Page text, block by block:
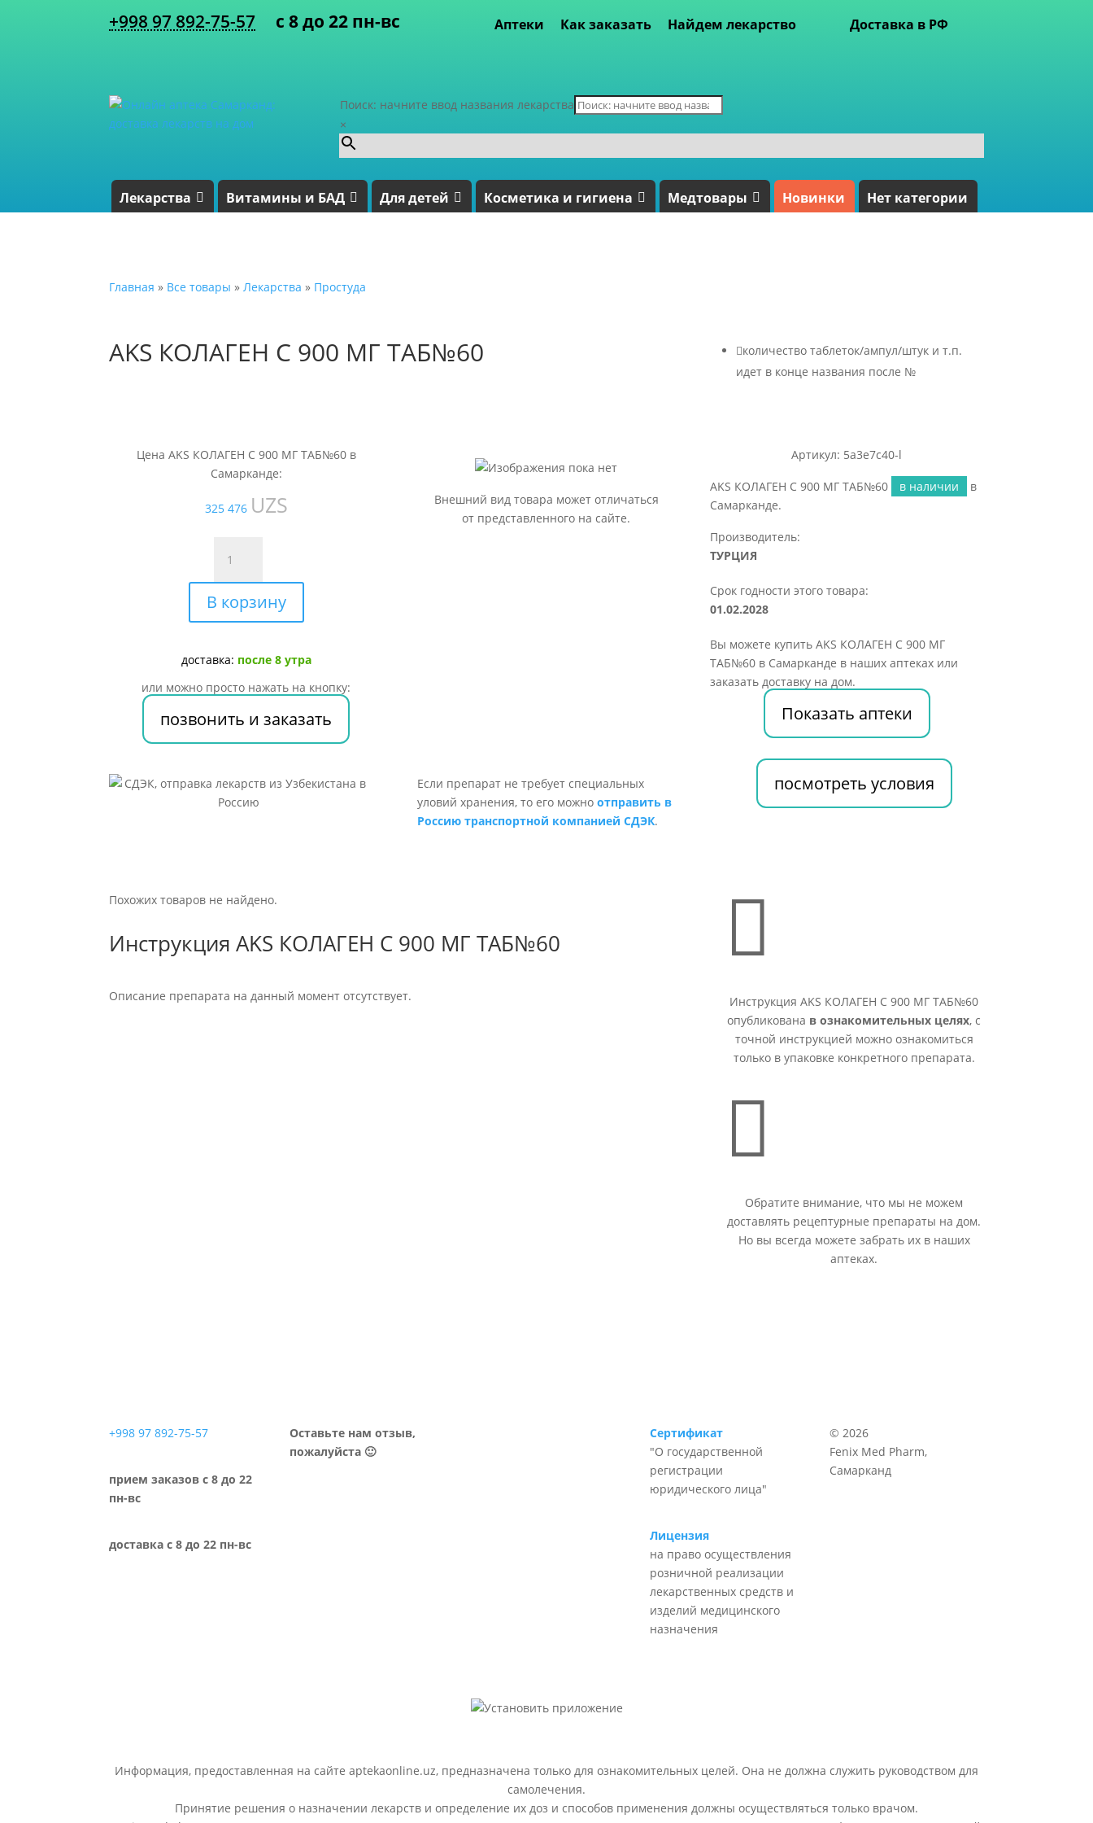
+998 97 892-75-57 с 8 до 22 пн-вс Аптеки Как заказать Найдем лекарство Доставка в РФ
Поиск: начните ввод названия лекарства
×
Лекарства Витамины и БАД Для детей Косметика и гигиена Медтовары Новинки Нет категории
Главная » Все товары » Лекарства » Простуда
AKS КОЛАГЕН С 900 МГ ТАБ№60 количество таблеток/ампул/штук и т.п.
идет в конце названия после №
Цена AKS КОЛАГЕН С 900 МГ ТАБ№60 в
Самарканде:
325 476 UZS
товара
AKS
КОЛАГЕН
С
МГ
В корзину
доставка: после 8 утра
или можно просто нажать на кнопку:
позвонить и заказать
Внешний вид товара может отличаться
от представленного на сайте.
Артикул: 5a3e7c40-l
AKS КОЛАГЕН С 900 МГ ТАБ№60 в наличии
в
Самарканде.
Производитель:
ТУРЦИЯ
Срок годности этого товара:
01.02.2028
Вы можете купить AKS КОЛАГЕН С 900 МГ
ТАБ№60 в Самарканде в наших аптеках или
заказать доставку на дом.
Показать аптеки
Если препарат не требует специальных
уловий хранения, то его можно отправить в
Россию транспортной компанией СДЭК.
посмотреть условия
Похожих товаров не найдено.
Инструкция AKS КОЛАГЕН С 900 МГ ТАБ№60
Описание препарата на данный момент отсутствует.

Инструкция AKS КОЛАГЕН С 900 МГ ТАБ№60
опубликована в ознакомительных целях, с
точной инструкцией можно ознакомиться
только в упаковке конкретного препарата.

Обратите внимание, что мы не можем
доставлять рецептурные препараты на дом.
Но вы всегда можете забрать их в наших
аптеках.
+998 97 892-75-57
прием заказов с 8 до 22
пн-вс
доставка с 8 до 22 пн-вс
Оставьте нам отзыв,
пожалуйста 🙂
Сертификат
"О государственной
регистрации
юридического лица"
Лицензия
на право осуществления
розничной реализации
лекарственных средств и
изделий медицинского
назначения
© 2026
Fenix Med Pharm,
Самарканд
Информация, предоставленная на сайте aptekaonline.uz, предназначена только для ознакомительных целей. Она не должна служить руководством для
самолечения.
Принятие решения о назначении лекарств и определение их доз и способов применения должны осуществляться только врачом.